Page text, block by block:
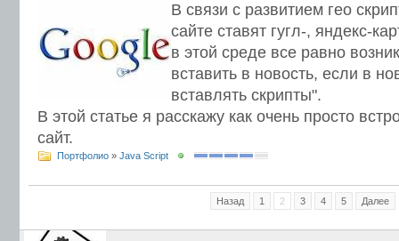
В связи с развитием гео
сайте ставят гугл-, яндекс-
в этой среде все равно
вставить в новость, если в
вставлять скрипты".
В этой статье я расскажу как очень просто
сайт.
Портфолио » Java Script
Назад 1 2 3 4 5 Далее